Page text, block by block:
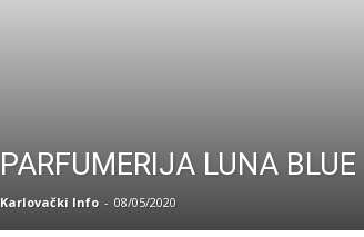
PARFUMERIJA LUNA BLUE
Karlovački Info - 08/05/2020